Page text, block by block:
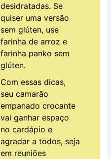
desidratadas. Se
quiser uma versão
sem glúten, use
farinha de arroz e
farinha panko sem
glúten.
Com essas dicas,
seu camarão
empanado crocante
vai ganhar espaço
no cardápio e
agradar a todos, seja
em reuniões